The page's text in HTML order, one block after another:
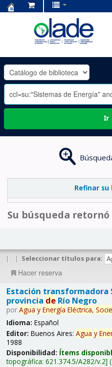
OLADE
-
Ir
Refinar su
Su búsqueda
| | Seleccionar títulos para:
Hacer reserva
Estación transformadora
provincia deRío Negro
por Agua y Energía Eléctrica,
Idioma: Español
Editor: Buenos Aires: Agua y
1988
Disponibilidad: Ítems
topográfica: 621.374.5/A282/v.2